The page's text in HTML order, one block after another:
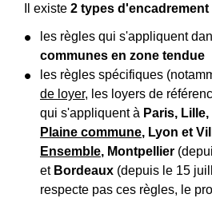
Il existe 2 types
les règles qui s'appliquent
communes en zone tendue
les règles spécifiques
de loyer, les loyers de
qui s'appliquent à Paris,
Plaine commune, Lyon et
Ensemble, Montpellier
et Bordeaux (depuis le 15
respecte pas ces règles, le